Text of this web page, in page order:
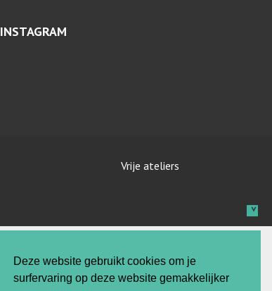
Deze website gebruikt cookies om je
surfervaring op deze website gemakkelijker
INSTAGRAM
Vrije ateliers